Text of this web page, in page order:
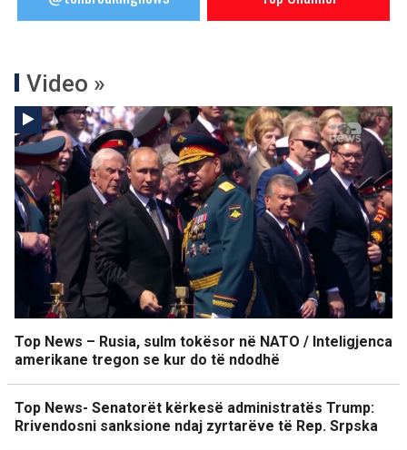
Video »
Top News – Rusia, sulm tokësor në NATO / Inteligjenca
amerikane tregon se kur do të ndodhë
Top News- Senatorët kërkesë administratës Trump:
Rrivendosni sanksione ndaj zyrtarëve të Rep. Srpska